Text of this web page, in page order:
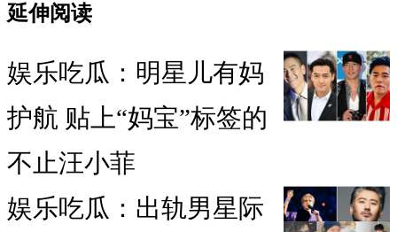
延伸阅读
娱乐吃瓜：明星儿有妈
护航 贴上“妈宝”标签的
不止汪小菲
娱乐吃瓜：出轨男星际